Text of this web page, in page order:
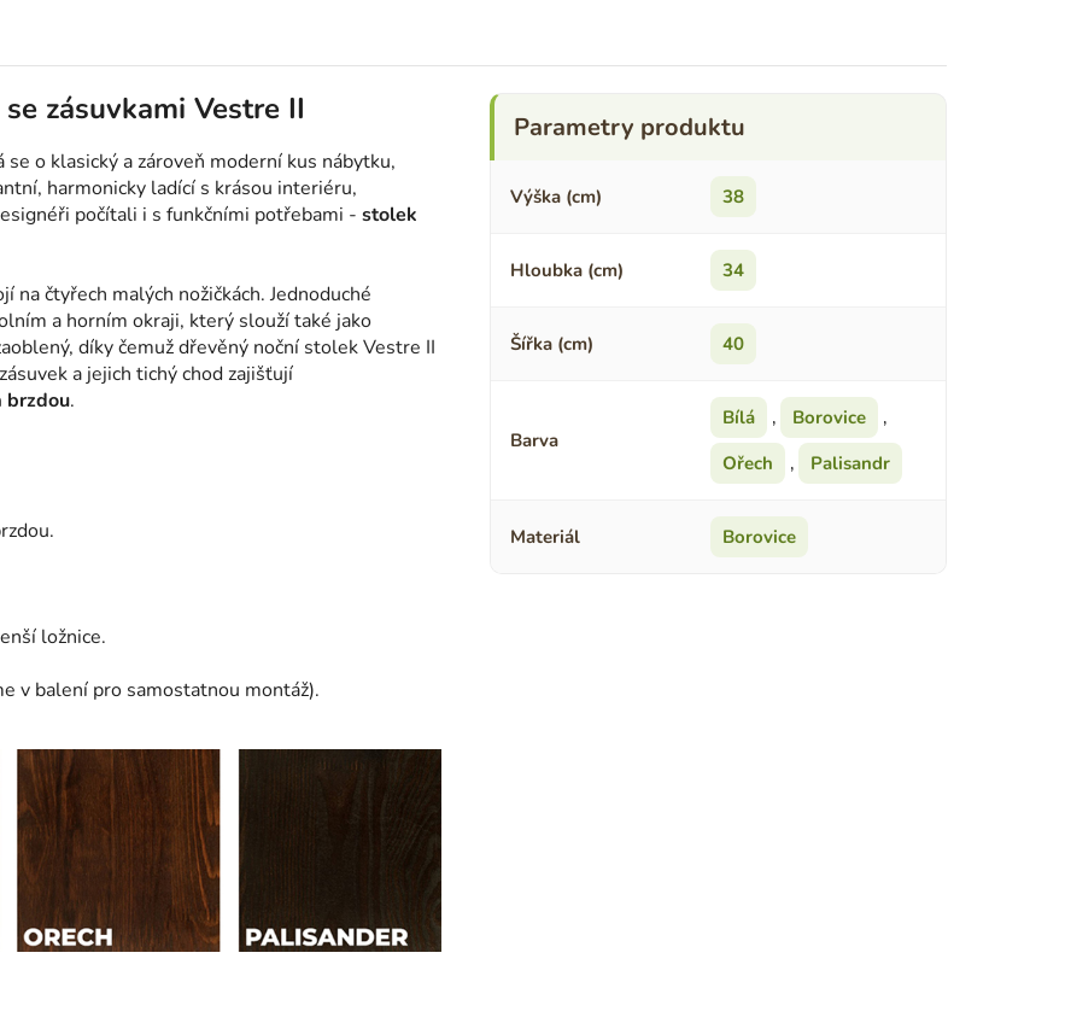
zásuvkami Vestre II
o klasický a zároveň moderní kus nábytku,
harmonicky ladící s krásou interiéru,
počítali i s funkčními potřebami - stolek
čtyřech malých nožičkách. Jednoduché
a horním okraji, který slouží také jako
díky čemuž dřevěný noční stolek Vestre II
a jejich tichý chod zajišťují
brzdou.
ložnice.
v balení pro samostatnou montáž).
Výška (cm) 38
Hloubka (cm) 34
Šířka (cm) 40
Barva
Bílá , Borovice
,
Ořech
, Palisandr
Materiál Borovice